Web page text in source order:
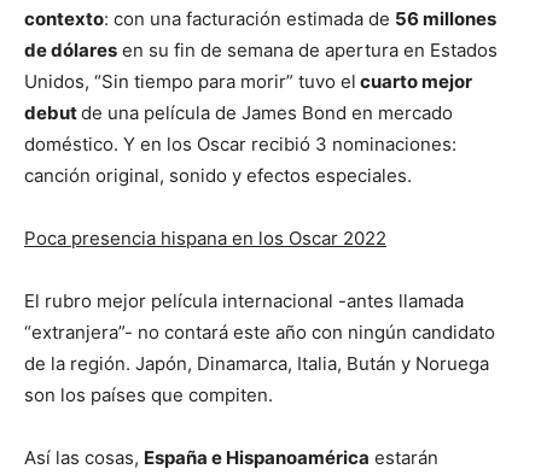
contexto: con una facturación estimada de 56 millones
de dólares en su fin de semana de apertura en Estados
Unidos, “Sin tiempo para morir” tuvo el cuarto mejor
debutde una película de James Bond en mercado
doméstico. Y en los Oscar recibió 3 nominaciones:
canción original, sonido y efectos especiales.
Poca presencia hispana en los Oscar 2022
El rubro mejor película internacional -antes llamada
“extranjera”- no contará este año con ningún candidato
de la región. Japón, Dinamarca, Italia, Bután y Noruega
son los países que compiten.
Así las cosas, España e Hispanoamérica estarán